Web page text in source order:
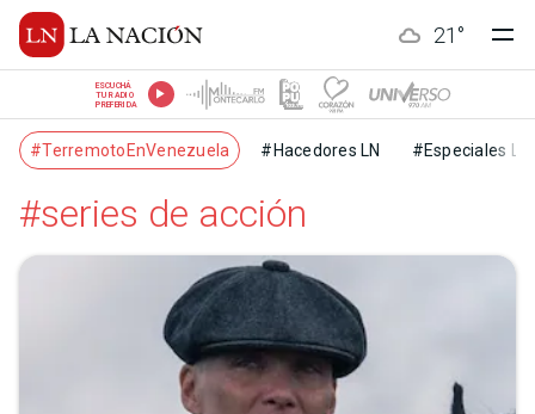
21 °
ESCUCHÁ
TU RADIO
PREFERIDA
#TerremotoEnVenezuela #Hacedores LN #Especiales LN
#series de acción